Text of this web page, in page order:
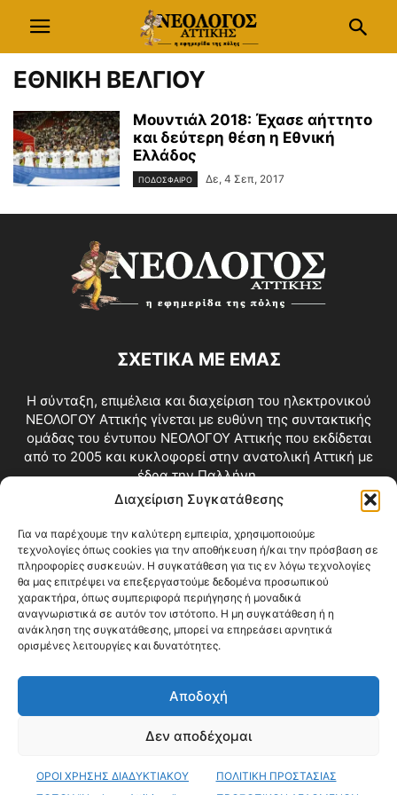
Διαχείριση Συγκατάθεσης
Για να παρέχουμε την καλύτερη εμπειρία, χρησιμοποιούμε
τεχνολογίες όπως cookies για την αποθήκευση ή/και την πρόσβαση σε
πληροφορίες συσκευών. Η συγκατάθεση για τις εν λόγω τεχνολογίες
θα μας επιτρέψει να επεξεργαστούμε δεδομένα προσωπικού
χαρακτήρα, όπως συμπεριφορά περιήγησης ή μοναδικά
αναγνωριστικά σε αυτόν τον ιστότοπο. Η μη συγκατάθεση ή η
ανάκληση της συγκατάθεσης, μπορεί να επηρεάσει αρνητικά
ορισμένες λειτουργίες και δυνατότητες.
Αποδοχή
Δεν αποδέχομαι
ΟΡΟΙ ΧΡΗΣΗΣ ΔΙΑΔΥΚΤΙΑΚΟΥ
ΠΟΛΙΤΙΚΗ ΠΡΟΣΤΑΣΙΑΣ
ΕΘΝΙΚΗ ΒΕΛΓΙΟΥ
Μουντιάλ 2018: Έχασε αήττητο
και δεύτερη θέση η Εθνική
Ελλάδος
ΠΟΔΟΣΦΑΙΡΟ Δε, 4 Σεπ, 2017
ΣΧΕΤΙΚΑ ΜΕ ΕΜΑΣ
Η σύνταξη, επιμέλεια και διαχείριση του ηλεκτρονικού
ΝΕΟΛΟΓΟΥ Αττικής γίνεται με ευθύνη της συντακτικής
ομάδας του έντυπου ΝΕΟΛΟΓΟΥ Αττικής που εκδίδεται
από το 2005 και κυκλοφορεί στην ανατολική Αττική με
έδρα την Παλλήνη.
Επικοινωνία:info@neologosattikis.gr
ΑΚΟΛΟΥΘΗΣΕ ΜΑΣ
Videos Όροι Χρήσης
© Copyright 2026 ΝΕΟΛΟΓΟΣ ΑΤΤΙΚΗΣ • All Rights Reserved •